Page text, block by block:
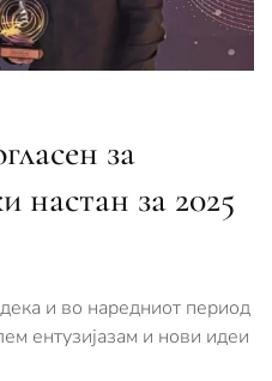
за
настан за 2025
и во наредниот период
ентузијазам и нови идеи